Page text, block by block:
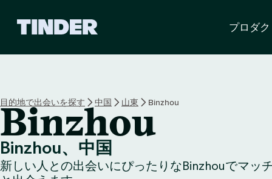
ホ
ー
ム
ペ
ー
ジ
プロダク
目的地で出会いを探す 中国 山東 Binzhou
Binzhou
Binzhou、中国
新しい人との出会いにぴったりなBinzhouでマッ